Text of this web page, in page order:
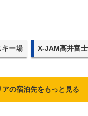
キー場 X-JAM高井富士
の宿泊先をもっと見る